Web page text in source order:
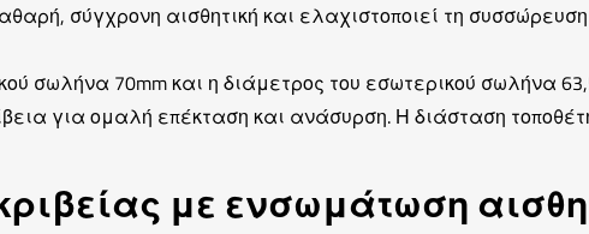
σύγχρονη αισθητική και ελαχιστοποιεί τη
σωλήνα 70mm και η διάμετρος του εσωτερικού σωλήνα
για ομαλή επέκταση και ανάσυρση. Η διάσταση
με ενσωμάτωση